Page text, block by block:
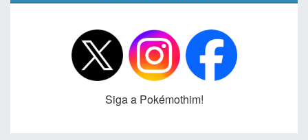
Siga a Pokémothim!